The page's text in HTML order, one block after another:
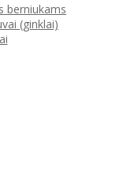
berniukams
(ginklai)